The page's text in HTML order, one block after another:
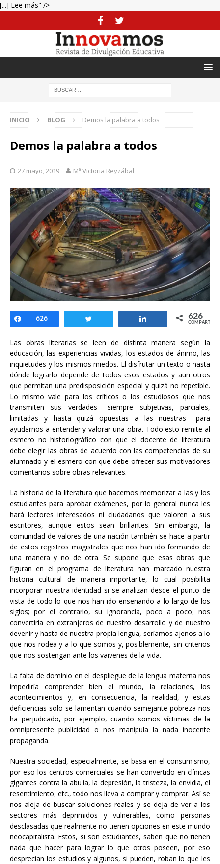
[...] Lee más" />
INICIO BLOG Demos la palabra a todos
Demos la palabra a todos
27 mayo, 2019 Mª Victoria Reyzábal
Compartir
626 Compartir 626
COMPARTIR
Las obras literarias se leen de distinta manera según la
educación, las experiencias vividas, los estados de ánimo, las
inquietudes y los mismos miedos. El disfrutar un texto o hasta
dónde lograrlo depende de todos esos estados y aun otros
que permitan una predisposición especial y quizá no repetible.
Lo mismo vale para los críticos o los estudiosos que nos
transmiten sus verdades –siempre subjetivas, parciales,
limitadas y hasta quizá opuestas a las nuestras– para
ayudarnos a entender y valorar una obra. Todo esto remite al
esmero no historiográfico con que el docente de literatura
debe elegir las obras de acuerdo con las competencias de su
alumnado y el esmero con que debe ofrecer sus motivadores
comentarios sobre obras relevantes.
La historia de la literatura que hacemos memorizar a las y los
estudiantes para aprobar exámenes, por lo general nunca les
hará lectores interesados ni ciudadanos que valoren a sus
escritores, aunque estos sean brillantes. Sin embargo, la
comunidad de valores de una nación también se hace a partir
de estos registros magistrales que nos han ido formando de
una manera y no de otra. Se supone que esas obras que
figuran en el programa de literatura han marcado nuestra
historia cultural de manera importante, lo cual posibilita
incorporar nuestra identidad si se analizan desde el punto de
vista de todo lo que nos han ido enseñando a lo largo de los
siglos; por el contrario, su ignorancia, poco a poco, nos
convertiría en extranjeros de nuestro desarrollo y de nuestro
devenir y hasta de nuestra propia lengua, seríamos ajenos a lo
que nos rodea y a lo que somos y, posiblemente, sin criterios
que nos sostengan ante los vaivenes de la vida.
La falta de dominio en el despliegue de la lengua materna nos
impediría comprender bien el mundo, la relaciones, los
acontecimientos y, en consecuencia, la realidad, y estas
deficiencias solo se lamentan cuando semejante pobreza nos
ha perjudicado, por ejemplo, cuando somos víctimas de la
omnipresente publicidad o nos manipula la nada inocente
propaganda.
Nuestra sociedad, especialmente, se basa en el consumismo,
por eso los centros comerciales se han convertido en clínicas
gigantes contra la abulia, la depresión, la tristeza, la envidia, el
resentimiento, etc., todo nos lleva a comprar y comprar. Así se
nos aleja de buscar soluciones reales y se deja de ver a los
sectores más deprimidos y vulnerables, como personas
desclasadas que realmente no tienen opciones en este mundo
neocapitalista. Estos, si son estudiantes, saben que no tienen
nada que hacer para lograr lo que otros poseen, por eso
desprecian los estudios y algunos, si pueden, roban lo que les